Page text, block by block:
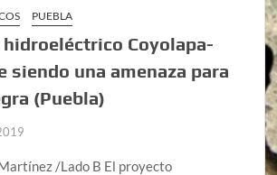
PUEBLA
Coyolapa-
siendo una amenaza para
(Puebla)
/Lado B El proyecto